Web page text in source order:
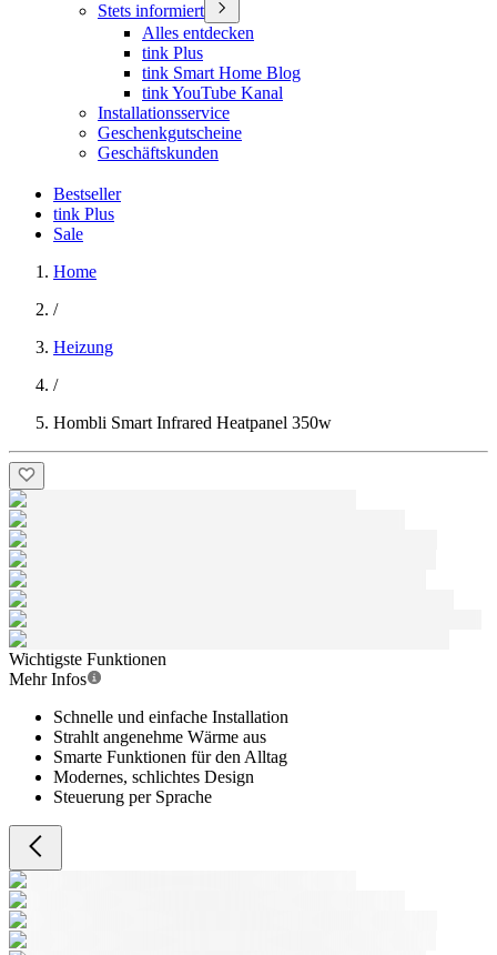
Stets informiert
Alles entdecken
tink Plus
tink Smart Home Blog
tink YouTube Kanal
Installationsservice
Geschenkgutscheine
Geschäftskunden
Bestseller
tink Plus
Sale
Home
/
Heizung
/
Hombli Smart Infrared Heatpanel 350w
Wichtigste Funktionen
Mehr Infos
Schnelle und einfache Installation
Strahlt angenehme Wärme aus
Smarte Funktionen für den Alltag
Modernes, schlichtes Design
Steuerung per Sprache